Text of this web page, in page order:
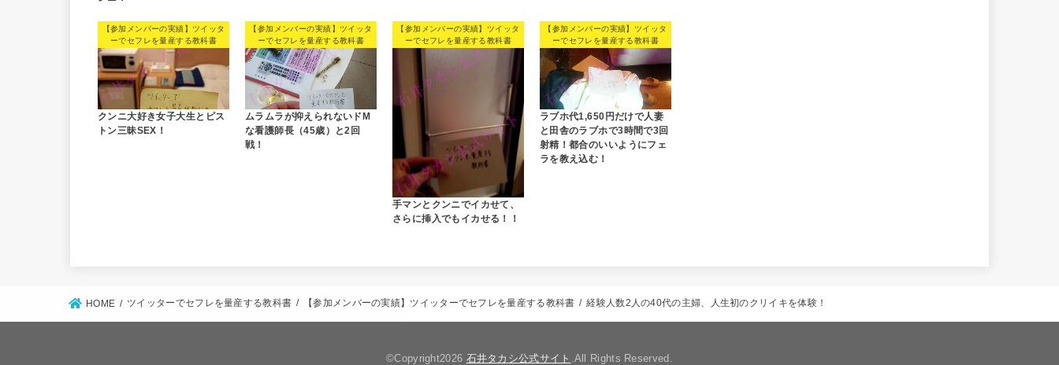
【参加メンバーの実績】ツイッタ
ーでセフレを量産する教科書
クンニ大好き女子大生とピス
トン三昧SEX！
【参加メンバーの実績】ツイッタ
ーでセフレを量産する教科書
ムラムラが抑えられないドM
な看護師長（45歳）と2回
戦！
【参加メンバーの実績】ツイッタ
ーでセフレを量産する教科書
手マンとクンニでイカせて、
さらに挿入でもイカせる！！
【参加メンバーの実績】ツイッタ
ーでセフレを量産する教科書
ラブホ代1,650円だけで人妻
と田舎のラブホで3時間で3回
射精！都合のいいようにフェ
ラを教え込む！
HOME ツイッターでセフレを量産する教科書 【参加メンバーの実績】ツイッターでセフレを量産する教科書 経験人数2人の40代の主婦、人生初のクリイキを体験！
©Copyright2026 石井タカシ公式サイト .All Rights Reserved.